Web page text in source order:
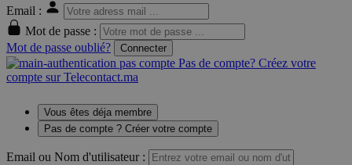
Email :
Mot de passe :
Mot de passe oublié?
Connecter
Pas de compte? Créez votre
compte sur Telecontact.ma
Vous êtes déja membre
Pas de compte ? Créer votre compte
Email ou Nom d'utilisateur :